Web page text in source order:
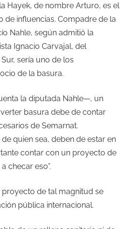
Hayek, de nombre Arturo, es el
de influencias. Compadre de la
Nahle, según admitió la
Ignacio Carvajal, del
sería uno de los
de la basura.
la diputada Nahle—, un
basura debe de contar
de Semarnat.
quien sea, deben de estar en
contar con un proyecto de
checar eso”.
de tal magnitud se
pública internacional.